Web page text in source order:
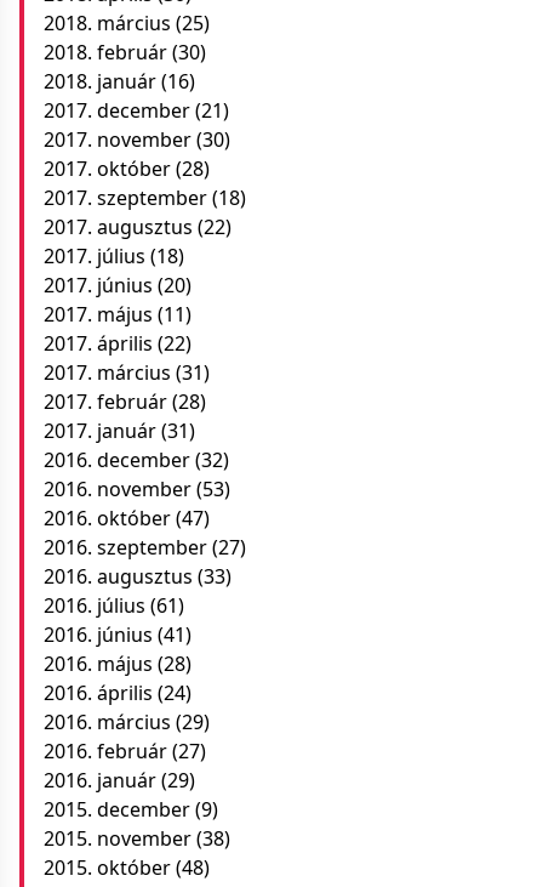
2018. március (25)
2018. február(30)
2018. január(16)
2017. december(21)
2017. november(30)
2017. október(28)
2017. szeptember(18)
2017. augusztus (22)
2017. július (18)
2017. június (20)
2017. május (11)
2017. április (22)
2017. március (31)
2017. február(28)
2017. január(31)
2016. december(32)
2016. november(53)
2016. október(47)
2016. szeptember(27)
2016. augusztus (33)
2016. július (61)
2016. június (41)
2016. május (28)
2016. április (24)
2016. március (29)
2016. február(27)
2016. január(29)
2015. december(9)
2015. november(38)
2015. október(48)